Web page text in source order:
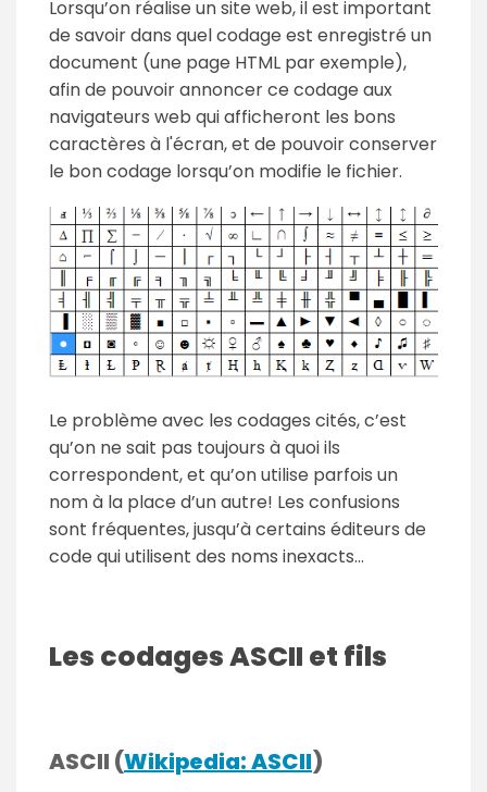
Lorsqu’on réalise un site web, il est important
de savoir dans quel codage est enregistré un
document (une page HTML par exemple),
afin de pouvoir annoncer ce codage aux
navigateurs web qui afficheront les bons
caractères à l'écran, et de pouvoir conserver
le bon codage lorsqu’on modifie le fichier.
Le problème avec les codages cités, c’est
qu’on ne sait pas toujours à quoi ils
correspondent, et qu’on utilise parfois un
nom à la place d’un autre! Les confusions
sont fréquentes, jusqu’à certains éditeurs de
code qui utilisent des noms inexacts…
Les codages ASCII et fils
ASCII (Wikipedia: ASCII)